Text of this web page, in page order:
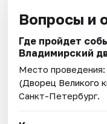
Вопросы и
Где пройдет
Владимирский
Место проведения:
(Дворец Великого
Санкт-Петербург.